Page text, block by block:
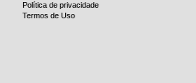
Política de privacidade
Termos de Uso